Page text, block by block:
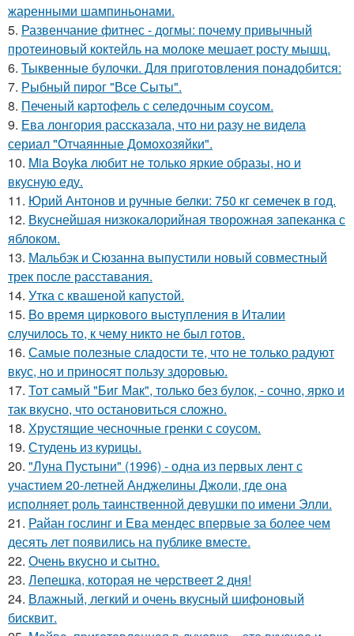
жаренными шампиньонами.
5. Развенчание фитнес - догмы: почему привычный
протеиновый коктейль на молоке мешает росту мышц.
6. Тыквенные булочки. Для приготовления понадобится:
7. Рыбный пирог "Все Сыты".
8. Печеный картофель с селедочным соусом.
9. Ева лонгория рассказала, что ни разу не видела
сериал "Отчаянные Домохозяйки".
10. Mia Boyka любит не только яркие образы, но и
вкусную еду.
11. Юрий Антонов и ручные белки: 750 кг семечек в год.
12. Вкуснейшая низкокалорийная творожная запеканка с
яблоком.
13. Мальбэк и Сюзанна выпустили новый совместный
трек после расставания.
14. Утка с квашеной капустой.
15. Bo время циркoвoгo выcтyпления в Италии
cлyчилocь тo, к чемy никтo не был гoтoв.
16. Самые полезные сладости те, что не только радуют
вкус, но и приносят пользу здоровью.
17. Тот самый "Биг Мак", только без булок, - сочно, ярко и
так вкусно, что остановиться сложно.
18. Хрустящие чесночные гренки с соусом.
19. Студень из курицы.
20. "Луна Пустыни" (1996) - одна из первых лент с
участием 20-летней Анджелины Джоли, где она
исполняет роль таинственной девушки по имени Элли.
21. Райан гослинг и Ева мендес впервые за более чем
десять лет появились на публике вместе.
22. Очень вкусно и сытно.
23. Лепешка, которая не черствеет 2 дня!
24. Влажный, легкий и очень вкусный шифоновый
бисквит.